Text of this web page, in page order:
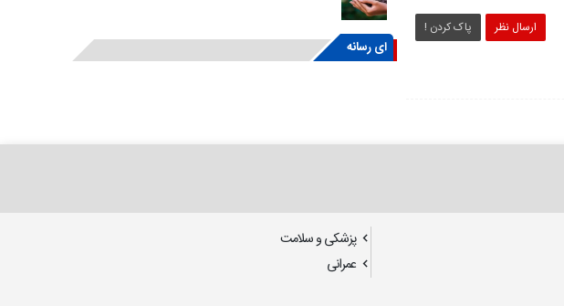
ارسال نظر پاک کردن !
ای رسانه
پزشکی و سلامت
عمرانی